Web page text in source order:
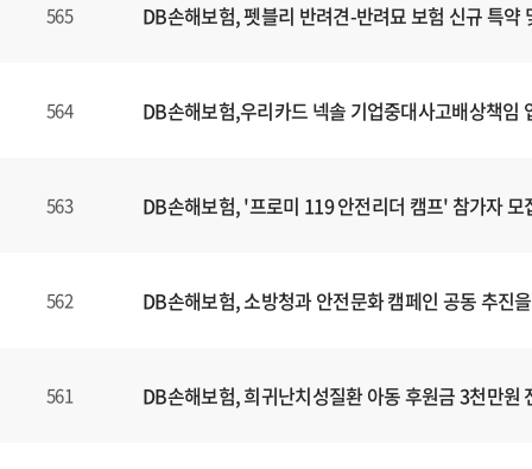
565 DB손해보험, 펫블리 반려견-반려묘 보험 신규 특약
564 DB손해보험,우리카드 넥솔 기업중대사고배상책임
563 DB손해보험, '프로미 119 안전리더 캠프' 참가자 모
562 DB손해보험, 소방청과 안전문화 캠페인 공동 추진
561 DB손해보험, 희귀난치성질환 아동 후원금 3천만원